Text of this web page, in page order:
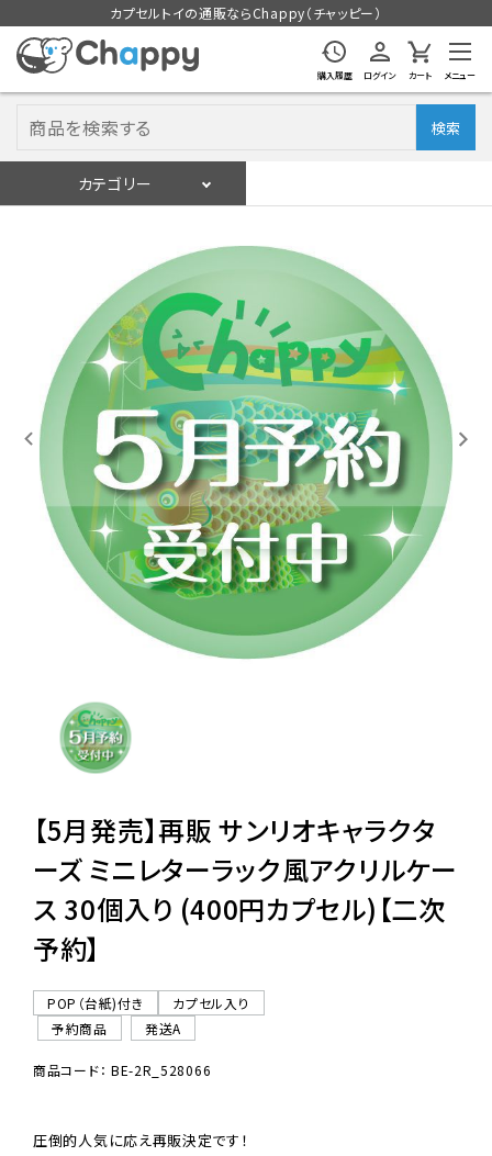
カプセルトイの通販ならChappy（チャッピー）
購入履歴 ログイン カート メニュー
検索
カテゴリー
入荷スケジュールをチェック
カプセルトイマシン本体
カプセルトイ
販促用空カプセル
レンタル
景品・玩具・文具
販促用カプセルトイ
06-6282-7659
【5月発売】再販 サンリオキャラクタ
ーズ ミニレターラック風アクリルケー
ス 30個入り (400円カプセル)【二次
予約】
POP（台紙)付き
カプセル入り
予約商品
発送A
商品コード： BE-2R_528066
圧倒的人気に応え再販決定です！